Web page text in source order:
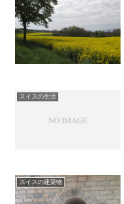
スイスの生活
スイスの建築物